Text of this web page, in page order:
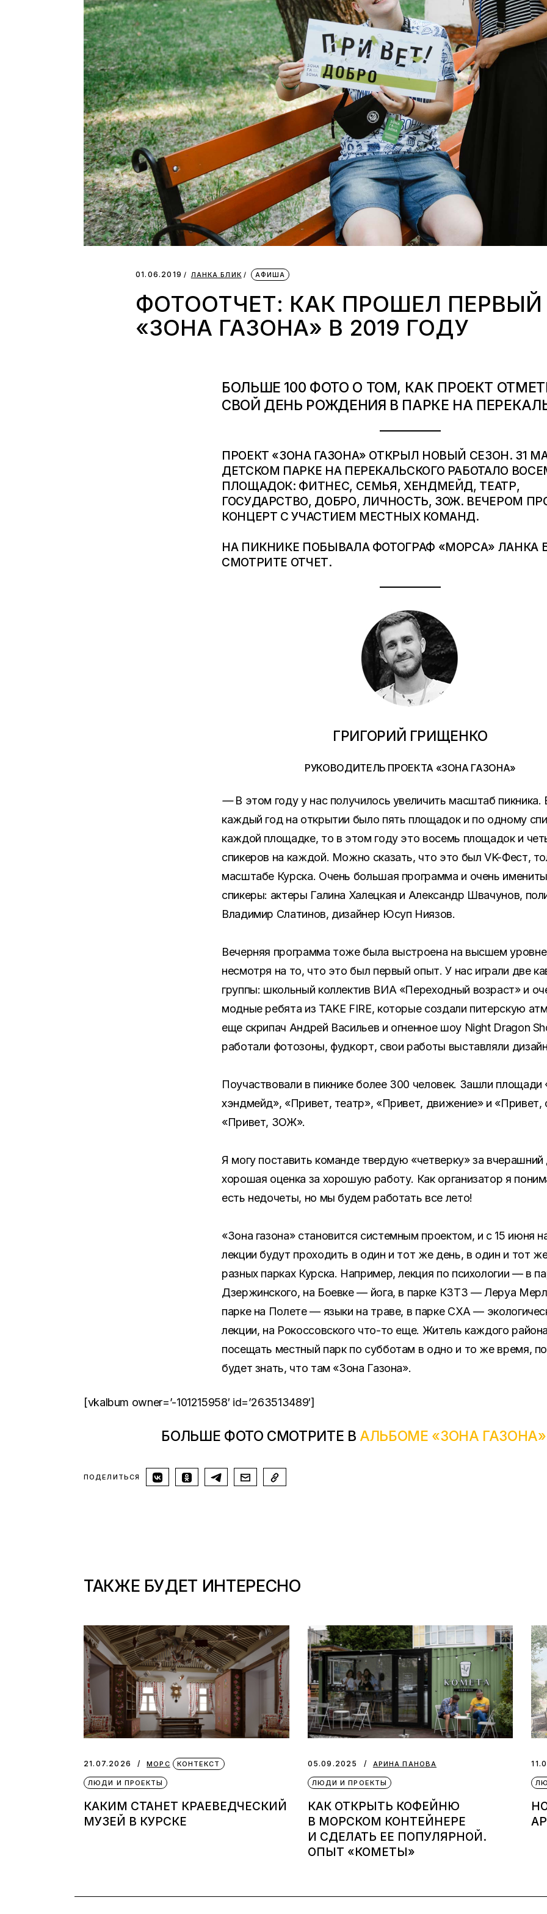
01.06.2019 ЛАНКА БЛИК АФИША
ФОТООТЧЕТ: КАК ПРОШЕЛ
«ЗОНА ГАЗОНА» В 2019 ГОДУ
БОЛЬШЕ 100 ФОТО О ТОМ, КАК ПРОЕКТ
СВОЙ ДЕНЬ РОЖДЕНИЯ В ПАРКЕ НА
ПРОЕКТ «ЗОНА ГАЗОНА» ОТКРЫЛ НОВЫЙ СЕЗОН. 31
ДЕТСКОМ ПАРКЕ НА ПЕРЕКАЛЬСКОГО РАБОТАЛО
ПЛОЩАДОК: ФИТНЕС, СЕМЬЯ, ХЕНДМЕЙД, ТЕАТР,
ГОСУДАРСТВО, ДОБРО, ЛИЧНОСТЬ, ЗОЖ. ВЕЧЕРОМ
КОНЦЕРТ С УЧАСТИЕМ МЕСТНЫХ КОМАНД.
НА ПИКНИКЕ ПОБЫВАЛА ФОТОГРАФ «МОРСА» ЛАНКА
СМОТРИТЕ ОТЧЕТ.
ГРИГОРИЙ ГРИЩЕНКО
РУКОВОДИТЕЛЬ ПРОЕКТА «ЗОНА ГАЗОНА»
—В этом году у нас получилось увеличить масштаб пикника.
каждый год на открытии было пять площадок и по одному
каждой площадке, то в этом году это восемь площадок и
спикеров на каждой. Можно сказать, что это был VK-Фест,
масштабе Курска. Очень большая программа и очень
спикеры: актеры Галина Халецкая и Александр Швачунов,
Владимир Слатинов, дизайнер Юсуп Ниязов.
Вечерняя программа тоже была выстроена на высшем
несмотря на то, что это был первый опыт. У нас играли две
группы: школьный коллектив ВИА «Переходный возраст» и
модные ребята из TAKE FIRE, которые создали питерскую
еще скрипач Андрей Васильев и огненное шоу Night Dragon
работали фотозоны, фудкорт, свои работы выставляли
Поучаствовали в пикнике более 300 человек. Зашли площади
хэндмейд», «Привет, театр», «Привет, движение» и «Привет,
«Привет, ЗОЖ».
Я могу поставить команде твердую «четверку» за
хорошая оценка за хорошую работу. Как организатор я
есть недочеты, но мы будем работать все лето!
«Зона газона» становится системным проектом, и с 15 июня
лекции будут проходить в один и тот же день, в один и тот
разных парках Курска. Например, лекция по психологии — в
Дзержинского, на Боевке — йога, в парке КЗТЗ — Леруа
парке на Полете — языки на траве, в парке СХА —
лекции, на Рокоссовского что-то еще. Житель каждого
посещать местный парк по субботам в одно и то же время,
будет знать, что там «Зона Газона».
[vkalbum owner=’-101215958′ id=’263513489′]
БОЛЬШЕ ФОТО СМОТРИТЕ В АЛЬБОМЕ «ЗОНА
ПОДЕЛИТЬСЯ
ТАКЖЕ БУДЕТ ИНТЕРЕСНО
21.07.2026 МОРС КОНТЕКСТ
ЛЮДИ И ПРОЕКТЫ
КАКИМ СТАНЕТ КРАЕВЕДЧЕСКИЙ
МУЗЕЙ В КУРСКЕ
05.09.2025 АРИНА ПАНОВА
ЛЮДИ И ПРОЕКТЫ
КАК ОТКРЫТЬ КОФЕЙНЮ
В МОРСКОМ КОНТЕЙНЕРЕ
И СДЕЛАТЬ ЕЕ ПОПУЛЯРНОЙ.
ОПЫТ «КОМЕТЫ»